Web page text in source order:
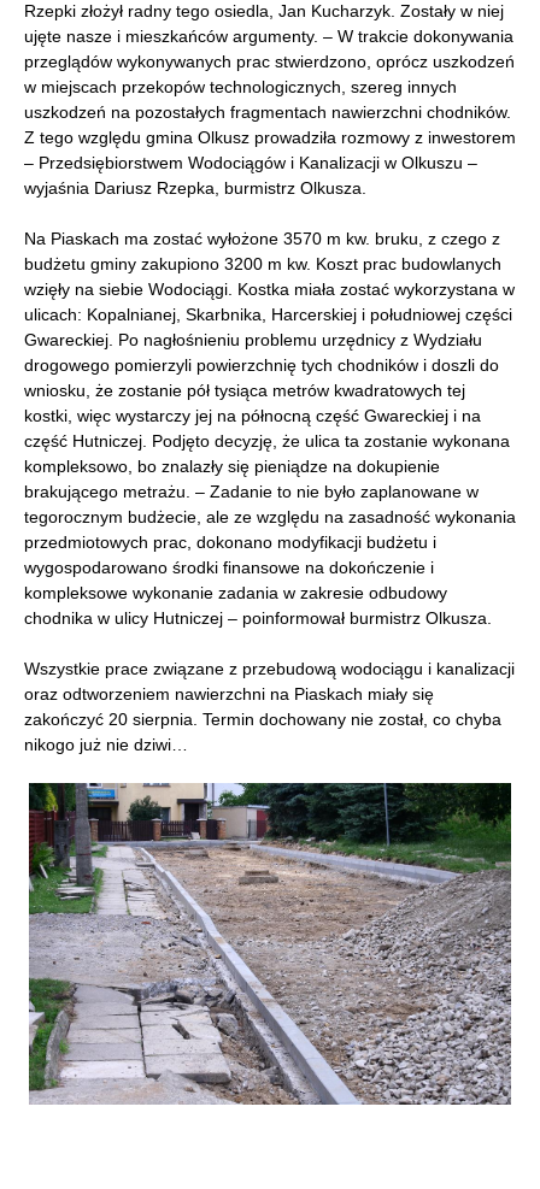
Rzepki złożył radny tego osiedla, Jan Kucharzyk. Zostały w niej
ujęte nasze i mieszkańców argumenty. – W trakcie dokonywania
przeglądów wykonywanych prac stwierdzono, oprócz uszkodzeń
w miejscach przekopów technologicznych, szereg innych
uszkodzeń na pozostałych fragmentach nawierzchni chodników.
Z tego względu gmina Olkusz prowadziła rozmowy z inwestorem
– Przedsiębiorstwem Wodociągów i Kanalizacji w Olkuszu –
wyjaśnia Dariusz Rzepka, burmistrz Olkusza.
Na Piaskach ma zostać wyłożone 3570 m kw. bruku, z czego z
budżetu gminy zakupiono 3200 m kw. Koszt prac budowlanych
wzięły na siebie Wodociągi. Kostka miała zostać wykorzystana w
ulicach: Kopalnianej, Skarbnika, Harcerskiej i południowej części
Gwareckiej. Po nagłośnieniu problemu urzędnicy z Wydziału
drogowego pomierzyli powierzchnię tych chodników i doszli do
wniosku, że zostanie pół tysiąca metrów kwadratowych tej
kostki, więc wystarczy jej na północną część Gwareckiej i na
część Hutniczej. Podjęto decyzję, że ulica ta zostanie wykonana
kompleksowo, bo znalazły się pieniądze na dokupienie
brakującego metrażu. – Zadanie to nie było zaplanowane w
tegorocznym budżecie, ale ze względu na zasadność wykonania
przedmiotowych prac, dokonano modyfikacji budżetu i
wygospodarowano środki finansowe na dokończenie i
kompleksowe wykonanie zadania w zakresie odbudowy
chodnika w ulicy Hutniczej – poinformował burmistrz Olkusza.
Wszystkie prace związane z przebudową wodociągu i kanalizacji
oraz odtworzeniem nawierzchni na Piaskach miały się
zakończyć 20 sierpnia. Termin dochowany nie został, co chyba
nikogo już nie dziwi…